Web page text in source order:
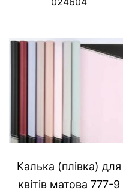
Калька (плівка) для
квітів матова 777-9